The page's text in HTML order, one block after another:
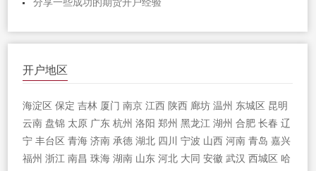
分享一些成功的期货开户经验
开户地区
海淀区 保定 吉林 厦门 南京 江西 陕西 廊坊 温州 东城区 昆明
云南 盘锦 太原 广东 杭州 洛阳 郑州 黑龙江 湖州 合肥 长春 辽
宁 丰台区 青海 济南 承德 湖北 四川 宁波 山西 河南 青岛 嘉兴
福州 浙江 南昌 珠海 湖南 山东 河北 大同 安徽 武汉 西城区 哈